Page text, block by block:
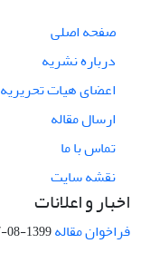
صفحه اصلی
درباره نشریه
اعضای هیات تحریریه
ارسال مقاله
تماس با ما
نقشه سایت
اخبار و اعلانات
فراخوان مقاله1399-08-27